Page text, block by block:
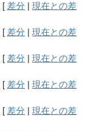
[ 差分 | 現在との差
[ 差分 | 現在との差
[ 差分 | 現在との差
[ 差分 | 現在との差
[ 差分 | 現在との差